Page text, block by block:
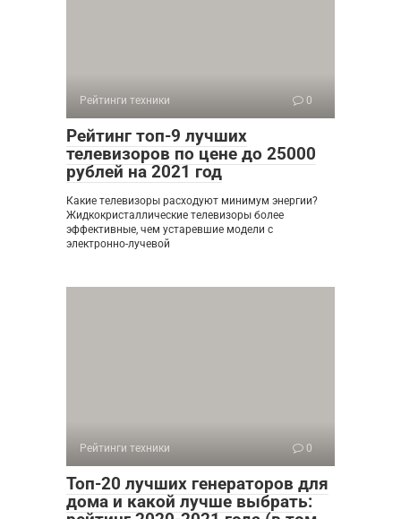
Рейтинги техники 0
Рейтинг топ-9 лучших
телевизоров по цене до 25000
рублей на 2021 год
Какие телевизоры расходуют минимум энергии?
Жидкокристаллические телевизоры более
эффективные, чем устаревшие модели с
электронно-лучевой
Рейтинги техники 0
Топ-20 лучших генераторов для
дома и какой лучше выбрать: